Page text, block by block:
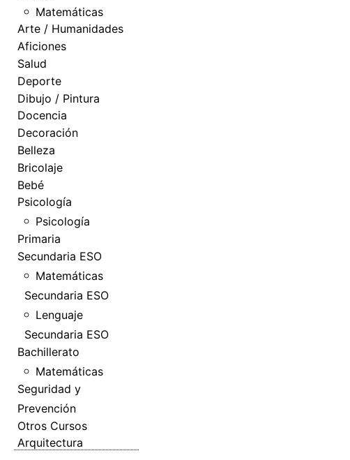
Matemáticas
Arte / Humanidades
Aficiones
Salud
Deporte
Dibujo / Pintura
Docencia
Decoración
Belleza
Bricolaje
Bebé
Psicología
Psicología
Primaria
Secundaria ESO
Matemáticas
Secundaria ESO
Lenguaje
Secundaria ESO
Bachillerato
Matemáticas
Seguridad y
Prevención
Otros Cursos
Arquitectura